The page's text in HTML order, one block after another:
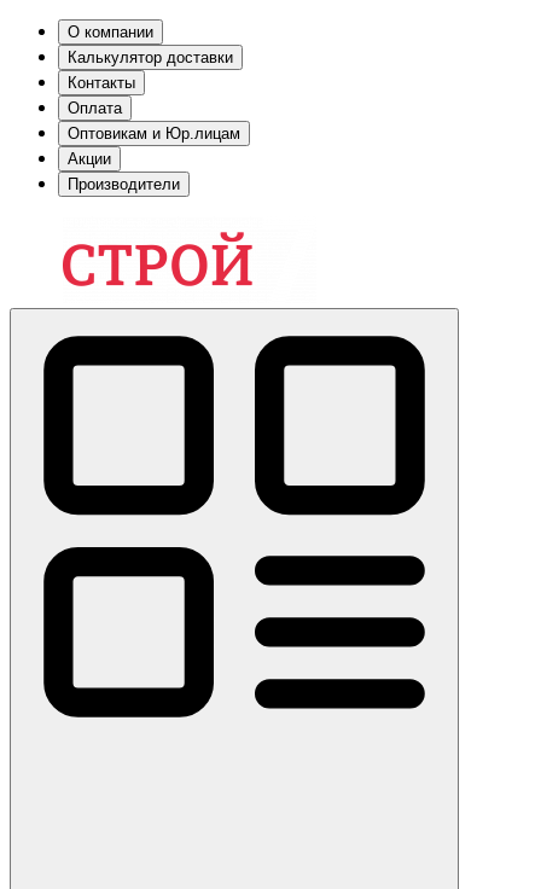
О компании
Калькулятор доставки
Контакты
Оплата
Оптовикам и Юр.лицам
Акции
Производители